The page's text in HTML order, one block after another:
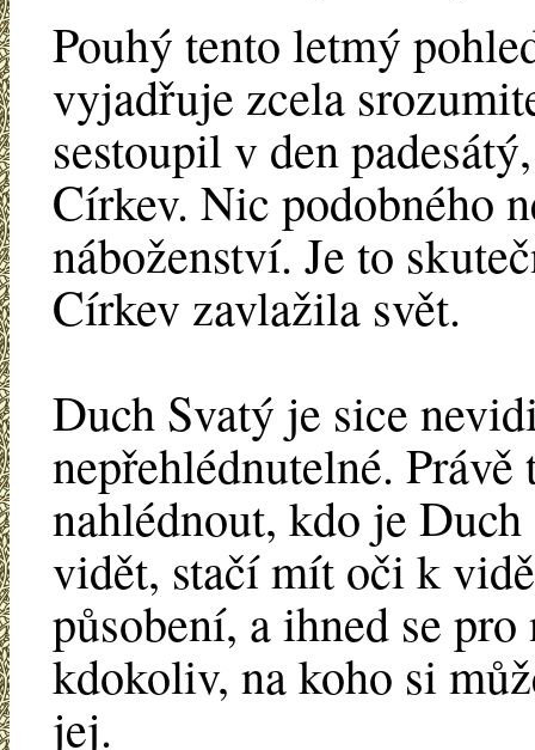
Pouhý tento letmý
vyjadřuje zcela
sestoupil v den
Církev. Nic podobného
náboženství. Je to
Církev zavlažila svět.
Duch Svatý je sice
nepřehlédnutelné.
nahlédnout, kdo je
vidět, stačí mít oči k
působení, a ihned se
kdokoliv, na koho si
jej.